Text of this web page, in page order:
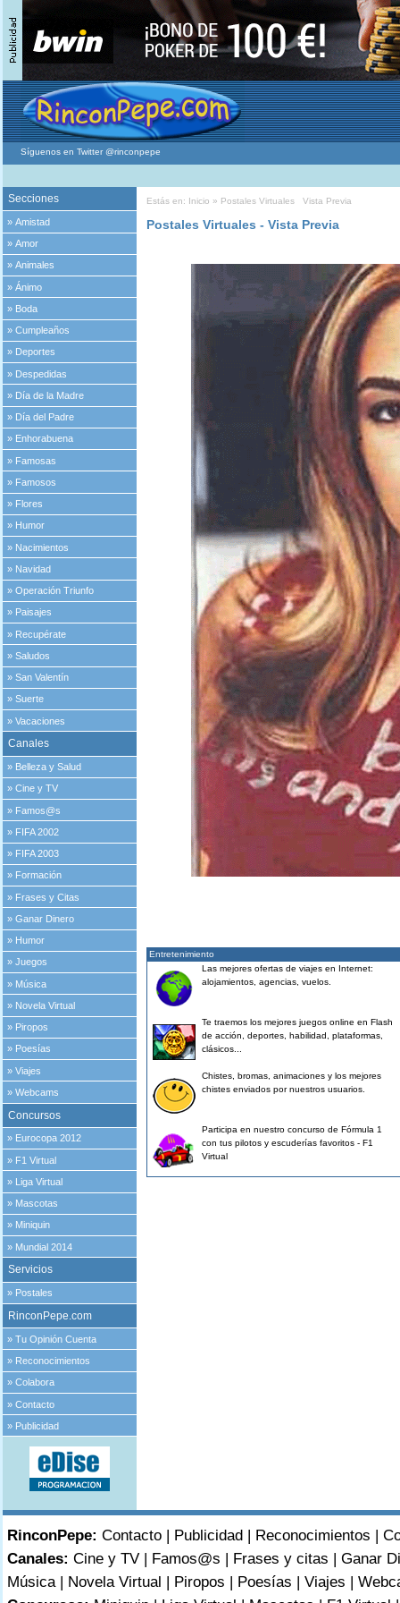
Síguenos en Twitter @rinconpepe
Secciones
»Amistad
»Amor
»Animales
»Ánimo
» Boda
»Cumpleaños
» Deportes
» Despedidas
» Día de la Madre
» Día del Padre
» Enhorabuena
» Famosas
» Famosos
» Flores
» Humor
» Nacimientos
» Navidad
»Operación Triunfo
» Paisajes
» Recupérate
»Saludos
»San Valentín
»Suerte
»Vacaciones
Canales
» Belleza y Salud
»Cine y TV
» Famos@s
» FIFA 2002
» FIFA 2003
» Formación
» Frases y Citas
»Ganar Dinero
» Humor
»Juegos
» Música
» Novela Virtual
» Piropos
» Poesías
»Viajes
»Webcams
Concursos
» Eurocopa 2012
» F1 Virtual
» Liga Virtual
» Mascotas
» Miniquin
» Mundial 2014
Servicios
» Postales
RinconPepe.com
»Tu Opinión Cuenta
» Reconocimientos
»Colabora
»Contacto
» Publicidad
Estás en: Inicio » Postales VirtualesVista Previa
Postales Virtuales - Vista Previa
Entretenimiento
Las mejores ofertas de viajes en Internet:
alojamientos, agencias, vuelos.
Te traemos los mejores juegos online en Flash
de acción, deportes, habilidad, plataformas,
clásicos...
Chistes, bromas, animaciones y los mejores
chistes enviados por nuestros usuarios.
Participa en nuestro concurso de Fórmula 1
con tus pilotos y escuderías favoritos - F1
Virtual
RinconPepe: Contacto| Publicidad| Reconocimientos |
Canales: Cine y TV| Famos@s | Frases y citas | Ganar
Música| Novela Virtual | Piropos | Poesías | Viajes |